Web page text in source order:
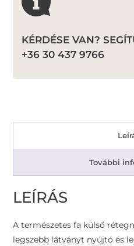
KÉRDÉSE VAN?
+36 30 437 9766
További
LEÍRÁS
A természetes fa külső
legszebb látványt nyújtó és